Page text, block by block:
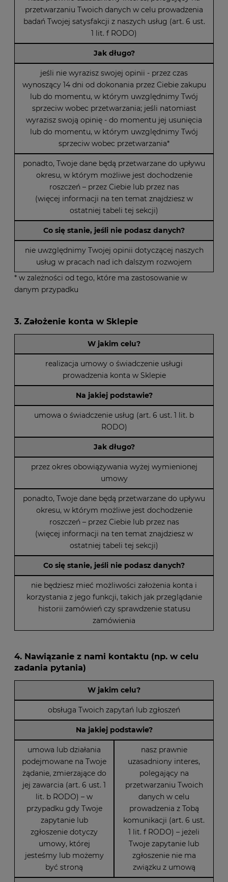
przetwarzaniu Twoich danych w celu prowadzenia
badań Twojej satysfakcji z naszych usług (art. 6 ust.
1 lit. f RODO)
Jak długo?
jeśli nie wyrazisz swojej opinii - przez czas
wynoszący 14 dni od dokonania przez Ciebie zakupu
lub do momentu, w którym uwzględnimy Twój
sprzeciw wobec przetwarzania; jeśli natomiast
wyrazisz swoją opinię - do momentu jej usunięcia
lub do momentu, w którym uwzględnimy Twój
sprzeciw wobec przetwarzania*
ponadto, Twoje dane będą przetwarzane do upływu
okresu, w którym możliwe jest dochodzenie
roszczeń – przez Ciebie lub przez nas
(więcej informacji na ten temat znajdziesz w
ostatniej tabeli tej sekcji)
Co się stanie, jeśli nie podasz danych?
nie uwzględnimy Twojej opinii dotyczącej naszych
usług w pracach nad ich dalszym rozwojem
* w zależności od tego, które ma zastosowanie w
danym przypadku
3. Założenie konta w Sklepie
W jakim celu?
realizacja umowy o świadczenie usługi
prowadzenia konta w Sklepie
Na jakiej podstawie?
umowa o świadczenie usług (art. 6 ust. 1 lit. b
RODO)
Jak długo?
przez okres obowiązywania wyżej wymienionej
umowy
ponadto, Twoje dane będą przetwarzane do upływu
okresu, w którym możliwe jest dochodzenie
roszczeń – przez Ciebie lub przez nas
(więcej informacji na ten temat znajdziesz w
ostatniej tabeli tej sekcji)
Co się stanie, jeśli nie podasz danych?
nie będziesz mieć możliwości założenia konta i
korzystania z jego funkcji, takich jak przeglądanie
historii zamówień czy sprawdzenie statusu
zamówienia
4. Nawiązanie z nami kontaktu (np. w celu
zadania pytania)
W jakim celu?
obsługa Twoich zapytań lub zgłoszeń
Na jakiej podstawie?
umowa lub działania
podejmowane na Twoje
żądanie, zmierzające do
jej zawarcia (art. 6 ust. 1
lit. b RODO) – w
przypadku gdy Twoje
zapytanie lub
zgłoszenie dotyczy
umowy, której
jesteśmy lub możemy
być stroną
nasz prawnie
uzasadniony interes,
polegający na
przetwarzaniu Twoich
danych w celu
prowadzenia z Tobą
komunikacji (art. 6 ust.
1 lit. f RODO) – jeżeli
Twoje zapytanie lub
zgłoszenie nie ma
związku z umową